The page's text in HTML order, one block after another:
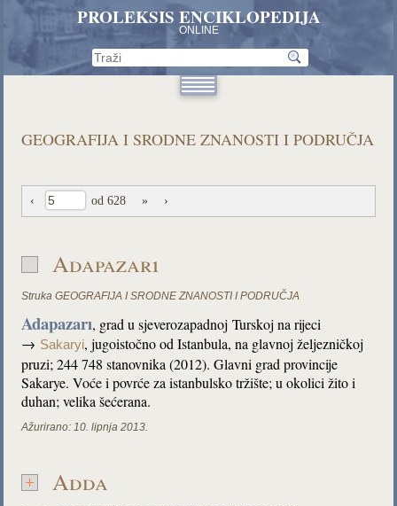
PROLEKSIS ENCIKLOPEDIJA
ONLINE
GEOGRAFIJA I SRODNE ZNANOSTI I PODRUČJA
‹ od 628 » ›
Adapazarı
Struka GEOGRAFIJA I SRODNE ZNANOSTI I PODRUČJA
Adapazarı, grad u sjeverozapadnoj Turskoj na rijeci
→ Sakaryi, jugoistočno od Istanbula, na glavnoj željezničkoj
pruzi; 244 748 stanovnika (2012). Glavni grad provincije
Sakarye. Voće i povrće za istanbulsko tržište; u okolici žito i
duhan; velika šećerana.
Ažurirano: 10. lipnja 2013.
Adda